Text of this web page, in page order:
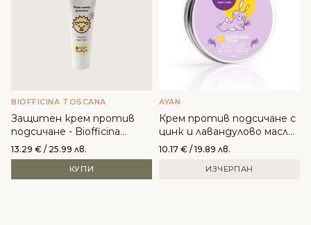
BIOFFICINA TOSCANA
Защитен крем против
подсичане - Biofficina
Toscana
13.29 € / 25.99 лв.
КУПИ
AYAN
Крем против подсичане с
цинк и лавандулово масло
- AYAN
10.17 € / 19.89 лв.
ИЗЧЕРПАН